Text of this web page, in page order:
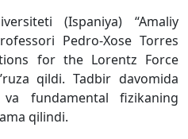
(Ispaniya) “Amaliy
Pedro-Xose Torres
for the Lorentz Force
qildi. Tadbir davomida
fundamental fizikaning
qilindi.